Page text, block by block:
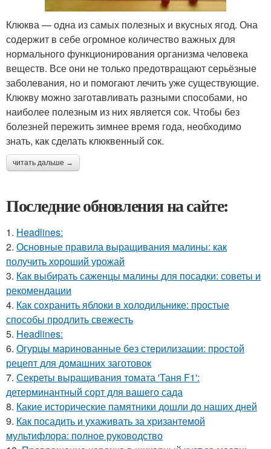
Клюква — одна из самых полезных и вкусных ягод. Она
содержит в себе огромное количество важных для
нормального функционирования организма человека
веществ. Все они не только предотвращают серьёзные
заболевания, но и помогают лечить уже существующие.
Клюкву можно заготавливать разными способами, но
наиболее полезным из них является сок. Чтобы без
болезней пережить зимнее время года, необходимо
знать, как сделать клюквенный сок.
читать дальше →
Последние обновления на сайте:
1. Headlines:
2. Основные правила выращивания малины: как
получить хороший урожай
3. Как выбирать саженцы малины для посадки: советы и
рекомендации
4. Как сохранить яблоки в холодильнике: простые
способы продлить свежесть
5. Headlines:
6. Огурцы маринованные без стерилизации: простой
рецепт для домашних заготовок
7. Секреты выращивания томата 'Таня F1':
детерминантный сорт для вашего сада
8. Какие исторические памятники дошли до наших дней
9. Как посадить и ухаживать за хризантемой
мультифлора: полное руководство